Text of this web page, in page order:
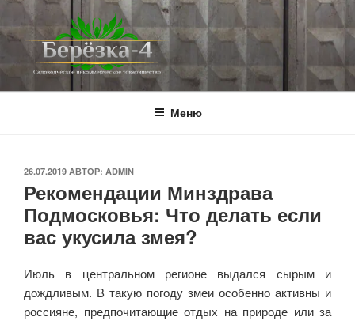
Перейти
к
содержимому
BEREZKA4.RU
СНТ Берёзка-4
Меню
ОПУБЛИКОВАНО
26.07.2019 АВТОР: ADMIN
Рекомендации Минздрава
Подмосковья: Что делать если
вас укусила змея?
Июль в центральном регионе выдался сырым и
дождливым. В такую погоду змеи особенно активны и
россияне, предпочитающие отдых на природе или за